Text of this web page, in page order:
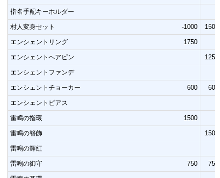
指名手配キーホルダー
村人変身セット -1000 1500
エンシェントリング 1750
エンシェントヘアピン 1250
エンシェントファンデ
エンシェントチョーカー 600 600
エンシェントピアス
雷鳴の指環 1500
雷鳴の簪飾 1500
雷鳴の輝紅
雷鳴の御守 750 750